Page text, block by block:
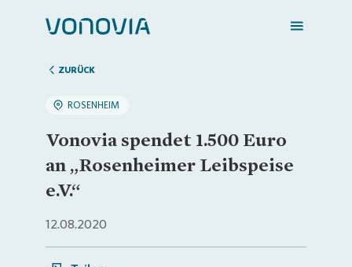
Zuhause finden
Mein Zuhause
Meine Stadt
ZURÜCK
ROSENHEIM
Vonovia spendet 1.500 Euro
an „Rosenheimer Leibspeise
e.V.“
12.08.2020